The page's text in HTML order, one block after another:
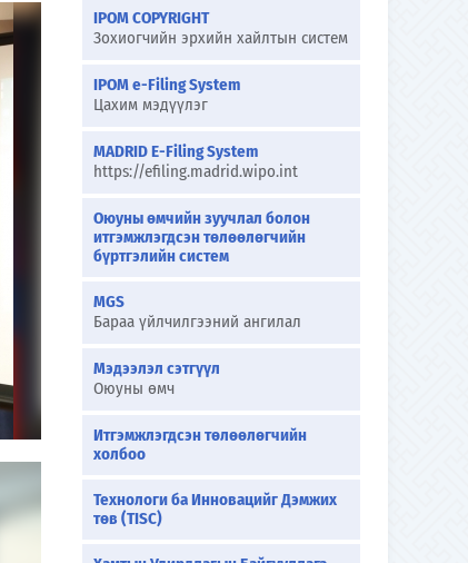
IPOM COPYRIGHT
Зохиогчийн эрхийн хайлтын систем
IPOM e-Filing System
Цахим мэдүүлэг
MADRID E-Filing System
https://efiling.madrid.wipo.int
Оюуны өмчийн зуучлал болон
итгэмжлэгдсэн төлөөлөгчийн
бүртгэлийн систем
MGS
Бараа үйлчилгээний ангилал
Мэдээлэл сэтгүүл
Оюуны өмч
Итгэмжлэгдсэн төлөөлөгчийн
холбоо
Технологи ба Инновацийг Дэмжих
төв (TISC)